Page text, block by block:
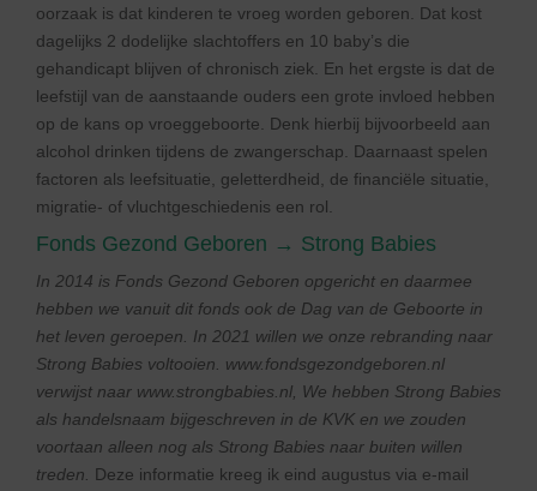
oorzaak is dat kinderen te vroeg worden geboren. Dat kost
dagelijks 2 dodelijke slachtoffers en 10 baby’s die
gehandicapt blijven of chronisch ziek. En het ergste is dat de
leefstijl van de aanstaande ouders een grote invloed hebben
op de kans op vroeggeboorte. Denk hierbij bijvoorbeeld aan
alcohol drinken tijdens de zwangerschap. Daarnaast spelen
factoren als leefsituatie, geletterdheid, de financiële situatie,
migratie- of vluchtgeschiedenis een rol.
Fonds Gezond Geboren → Strong Babies
In 2014 is Fonds Gezond Geboren opgericht en daarmee
hebben we vanuit dit fonds ook de Dag van de Geboorte in
het leven geroepen. In 2021 willen we onze rebranding naar
Strong Babies voltooien. www.fondsgezondgeboren.nl
verwijst naar www.strongbabies.nl, We hebben Strong Babies
als handelsnaam bijgeschreven in de KVK en we zouden
voortaan alleen nog als Strong Babies naar buiten willen
treden.
Deze informatie kreeg ik eind augustus via e-mail